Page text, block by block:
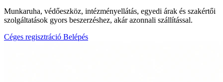
Munkaruha, védőeszköz, intézményellátás, egyedi árak és szakértői
szolgáltatások gyors beszerzéshez, akár azonnali szállítással.
Céges regisztráció Belépés